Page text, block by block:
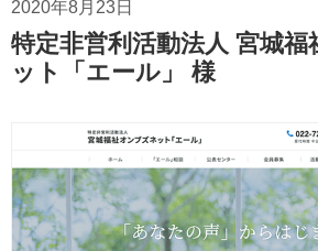
2020年8月23日
特定非営利活動法人 宮城
ット「エール」 様